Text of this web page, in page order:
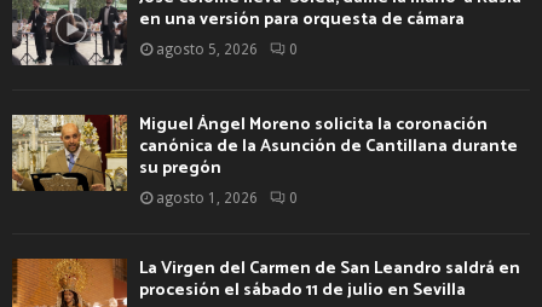
en una versión para orquesta de cámara
agosto 5, 2026 0
Miguel Ángel Moreno solicita la coronación
canónica de la Asunción de Cantillana durante
su pregón
agosto 1, 2026 0
La Virgen del Carmen de San Leandro saldrá en
procesión el sábado 11 de julio en Sevilla